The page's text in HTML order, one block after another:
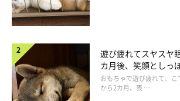
遊び疲れてスヤスヤ
カ月後、笑顔としっ
成長！
おもちゃで遊び疲れて、
から2カ月、表 …